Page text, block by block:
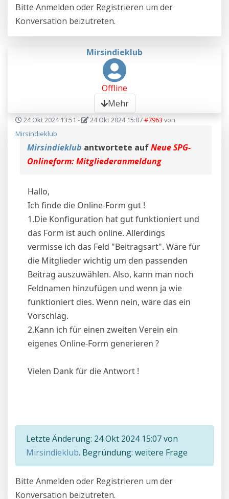
Bitte Anmelden oder Registrieren um der
Konversation beizutreten.
Mirsindieklub
Offline
Mehr
24 Okt 2024 13:51 - 24 Okt 2024 15:07#7963 von
Mirsindieklub
Mirsindieklub antwortete aufNeue SPG-
Onlineform: Mitgliederanmeldung
Hallo,
Ich finde die Online-Form gut !
1.Die Konfiguration hat gut funktioniert und
das Form ist auch online. Allerdings
vermisse ich das Feld "Beitragsart". Wäre für
die Mitglieder wichtig um den passenden
Beitrag auszuwählen. Also, kann man noch
Feldnamen hinzufügen und wenn ja wie
funktioniert dies. Wenn nein, wäre das ein
Vorschlag.
2.Kann ich für einen zweiten Verein ein
eigenes Online-Form generieren ?
Vielen Dank für die Antwort !
Letzte Änderung: 24 Okt 2024 15:07 von
Mirsindieklub. Begründung: weitere Frage
Bitte Anmelden oder Registrieren um der
Konversation beizutreten.